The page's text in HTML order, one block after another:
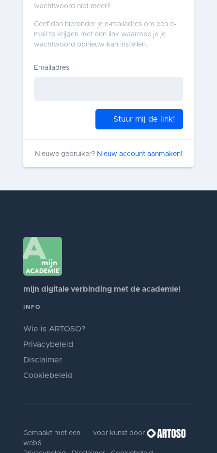
wachtwoord niet meer?
Geef dan hieronder je e-mailadres om een e-
mail te krijgen met een link waarmee je je
wachtwoord opnieuw kan instellen.
Emailadres
Stuur mij de link!
Nieuwe gebruiker? Nieuw account aanmaken!
mijn digitale verbinding met de academie!
INFO
Wie is ARTOSO?
Privacybeleid
Disclaimer
Cookiebeleid
Gemaakt met een
voor kunst door
web6